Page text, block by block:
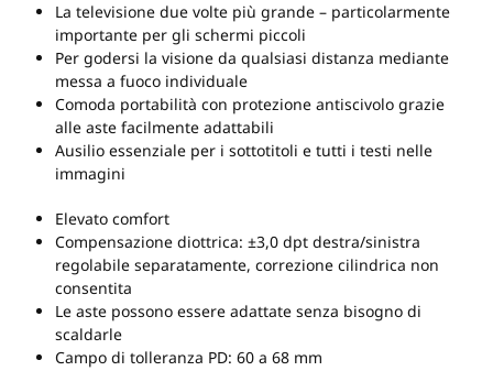
La televisione due volte più grande – particolarmente
importante per gli schermi piccoli
Per godersi la visione da qualsiasi distanza mediante
messa a fuoco individuale
Comoda portabilità con protezione antiscivolo grazie
alle aste facilmente adattabili
Ausilio essenziale per i sottotitoli e tutti i testi nelle
immagini
Elevato comfort
Compensazione diottrica: ±3,0 dpt destra/sinistra
regolabile separatamente, correzione cilindrica non
consentita
Le aste possono essere adattate senza bisogno di
scaldarle
Campo di tolleranza PD: 60 a 68 mm